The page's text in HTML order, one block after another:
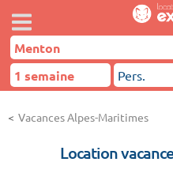
Vacances Alpes-Maritimes
Location